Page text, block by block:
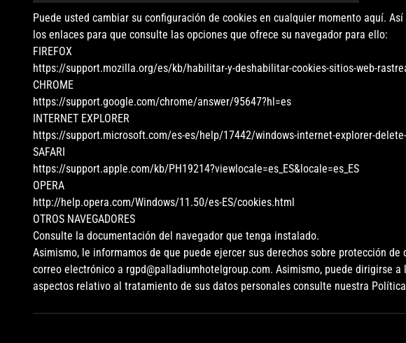
Puede usted cambiar su configuración de cookies en cualquier momento aquí.
los enlaces para que consulte las opciones que ofrece su navegador para ello:
FIREFOX
https://support.mozilla.org/es/kb/habilitar-y-deshabilitar-cookies-sitios-web-
CHROME
https://support.google.com/chrome/answer/95647?hl=es
INTERNET EXPLORER
https://support.microsoft.com/es-es/help/17442/windows-internet-explorer-
SAFARI
https://support.apple.com/kb/PH19214?viewlocale=es_ES&locale=es_ES
OPERA
http://help.opera.com/Windows/11.50/es-ES/cookies.html
OTROS NAVEGADORES
Consulte la documentación del navegador que tenga instalado.
Asimismo, le informamos de que puede ejercer sus derechos sobre protección
correo electrónico a rgpd@palladiumhotelgroup.com. Asimismo, puede dirigirse
aspectos relativo al tratamiento de sus datos personales consulte nuestra